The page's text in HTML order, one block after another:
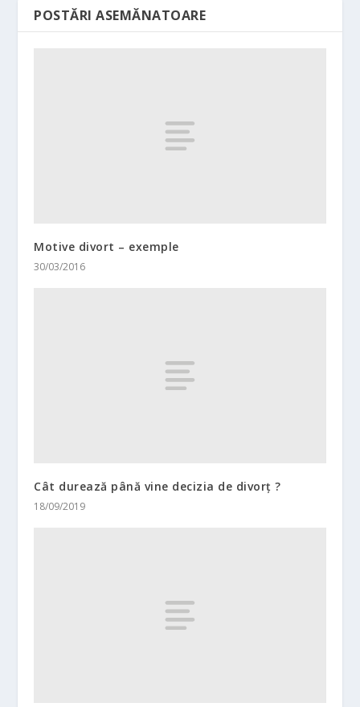
POSTĂRI ASEMĂNATOARE
Motive divort – exemple
30/03/2016
Cât durează până vine decizia de divorț ?
18/09/2019